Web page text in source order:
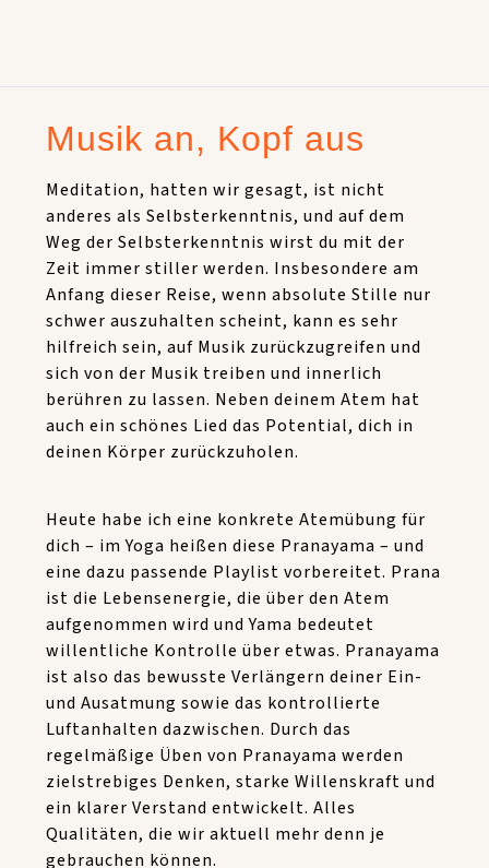
Musik an, Kopf aus
Meditation, hatten wir gesagt, ist nicht
anderes als Selbsterkenntnis, und auf dem
Weg der Selbsterkenntnis wirst du mit der
Zeit immer stiller werden. Insbesondere am
Anfang dieser Reise, wenn absolute Stille nur
schwer auszuhalten scheint, kann es sehr
hilfreich sein, auf Musik zurückzugreifen und
sich von der Musik treiben und innerlich
berühren zu lassen. Neben deinem Atem hat
auch ein schönes Lied das Potential, dich in
deinen Körper zurückzuholen.
Heute habe ich eine konkrete Atemübung für
dich – im Yoga heißen diese Pranayama – und
eine dazu passende Playlist vorbereitet. Prana
ist die Lebensenergie, die über den Atem
aufgenommen wird und Yama bedeutet
willentliche Kontrolle über etwas. Pranayama
ist also das bewusste Verlängern deiner Ein-
und Ausatmung sowie das kontrollierte
Luftanhalten dazwischen. Durch das
regelmäßige Üben von Pranayama werden
zielstrebiges Denken, starke Willenskraft und
ein klarer Verstand entwickelt. Alles
Qualitäten, die wir aktuell mehr denn je
gebrauchen können.